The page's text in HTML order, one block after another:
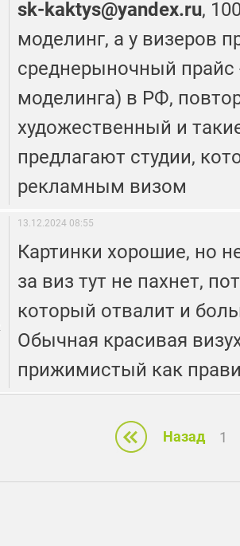
sk-kaktys@yandex.ru,
моделинг, а у визеров
среднерыночный прайс
моделинга) в РФ,
художественный и
предлагают студии,
рекламным визом
13.12.2024 08:55
Картинки хорошие, но
за виз тут не пахнет,
который отвалит и
Обычная красивая
прижимистый как
Назад 1